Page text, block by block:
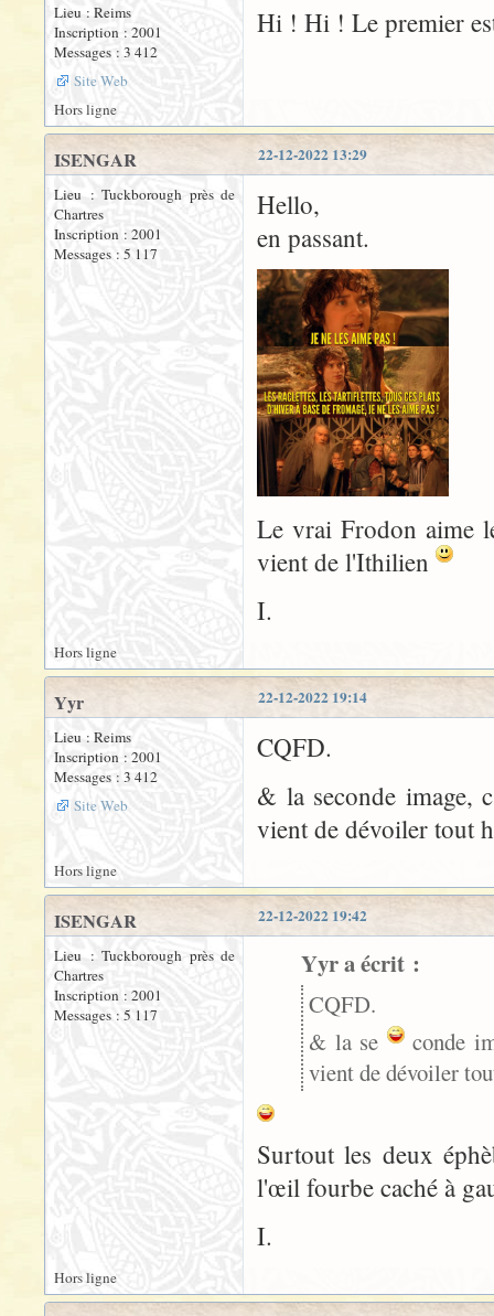
Lieu : Reims
Inscription : 2001
Messages : 3 412
Site Web
Hi ! Hi ! Le premier
Hors ligne
22-12-2022 13:29
ISENGAR
Lieu : Tuckborough près de
Chartres
Inscription : 2001
Messages : 5 117
Hello,
en passant.
Le vrai Frodon aime
vient de l'Ithilien
I.
Hors ligne
22-12-2022 19:14
Yyr
Lieu : Reims
Inscription : 2001
Messages : 3 412
Site Web
CQFD.
& la seconde image,
vient de dévoiler tout
Hors ligne
22-12-2022 19:42
ISENGAR
Lieu : Tuckborough près de
Chartres
Inscription : 2001
Messages : 5 117
Yyr a écrit :
CQFD.
& la se
conde
vient de dévoiler
Surtout les deux
l'œil fourbe caché à
I.
Hors ligne